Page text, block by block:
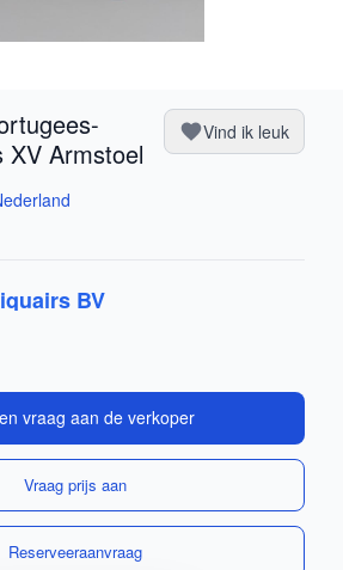
XV Armstoel
Vind ik leuk
BV
vraag aan de verkoper
Vraag prijs aan
Reserveeraanvraag